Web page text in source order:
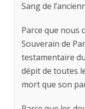
Sang de
Parce que nous
Souverain de
testamentaire
dépit de toutes
mort que son